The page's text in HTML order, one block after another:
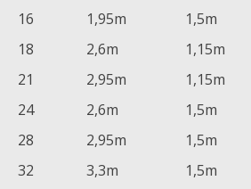
16
1,95m 1,5m
18
2,6m 1,15m
21
2,95m 1,15m
24
2,6m 1,5m
28
2,95m 1,5m
32
3,3m 1,5m